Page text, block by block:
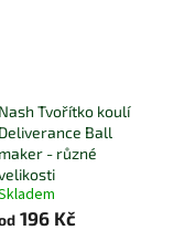
Nash Tvořítko koulí
Deliverance Ball
maker - různé
196 Kč